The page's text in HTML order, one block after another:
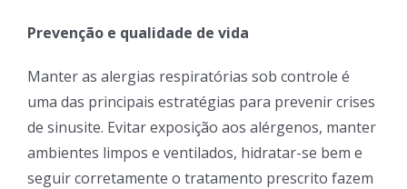
Prevenção e qualidade de vida
Manter as alergias respiratórias sob controle é
uma das principais estratégias para prevenir crises
de sinusite. Evitar exposição aos alérgenos, manter
ambientes limpos e ventilados, hidratar-se bem e
seguir corretamente o tratamento prescrito fazem